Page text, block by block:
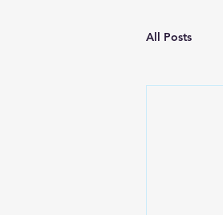
All Posts